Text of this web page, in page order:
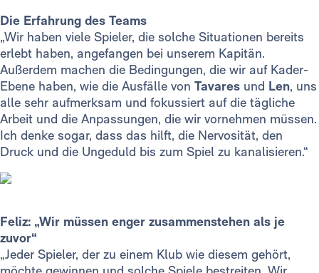
Die Erfahrung des Teams
„Wir haben viele Spieler, die solche Situationen bereits
erlebt haben, angefangen bei unserem Kapitän.
Außerdem machen die Bedingungen, die wir auf Kader-
Ebene haben, wie die Ausfälle von Tavares und Len, uns
alle sehr aufmerksam und fokussiert auf die tägliche
Arbeit und die Anpassungen, die wir vornehmen müssen.
Ich denke sogar, dass das hilft, die Nervosität, den
Druck und die Ungeduld bis zum Spiel zu kanalisieren.“
Feliz: „Wir müssen enger zusammenstehen als je
zuvor“
„Jeder Spieler, der zu einem Klub wie diesem gehört,